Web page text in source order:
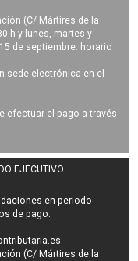
(C/ Mártires de la
h y lunes, martes y
de septiembre: horario
sede electrónica en el
efectuar el pago a través
EJECUTIVO
en periodo
de pago:
.
(C/ Mártires de la